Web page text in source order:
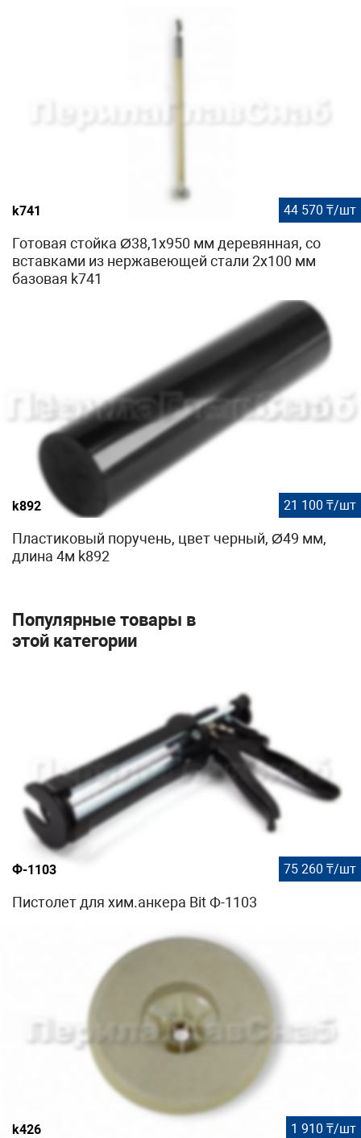
k741 44 570 ₸/шт
Готовая стойка Ø38,1х950 мм деревянная, со
вставками из нержавеющей стали 2х100 мм
базовая k741
k892 21 100 ₸/шт
Пластиковый поручень, цвет черный, Ø49 мм,
длина 4м k892
Популярные товары в
этой категории
Ф-1103 75 260 ₸/шт
Пистолет для хим.анкера Bit Ф-1103
k426 1 910 ₸/шт